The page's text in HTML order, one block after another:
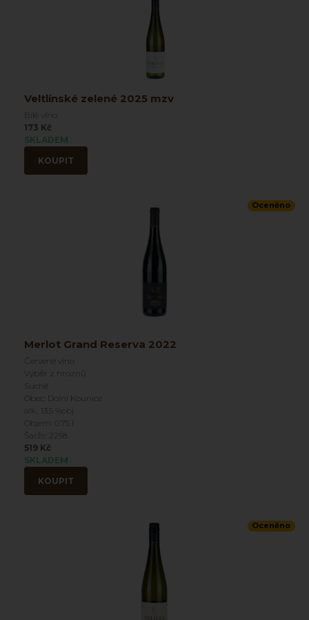
Veltlínské zelené 2025 mzv
Bílé víno
173 Kč
SKLADEM
KOUPIT
Oceněno
Merlot Grand Reserva 2022
Červené víno
Výběr z hroznů
Suché
Obec: Dolní Kounice
alk.: 13.5 %obj
Objem: 0.75 l
Šarže: 2258
519 Kč
SKLADEM
KOUPIT
Oceněno